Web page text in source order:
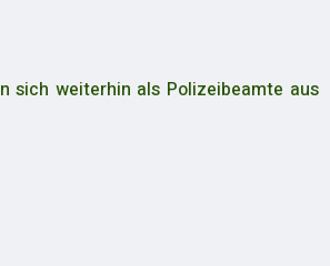
sich weiterhin als Polizeibeamte aus